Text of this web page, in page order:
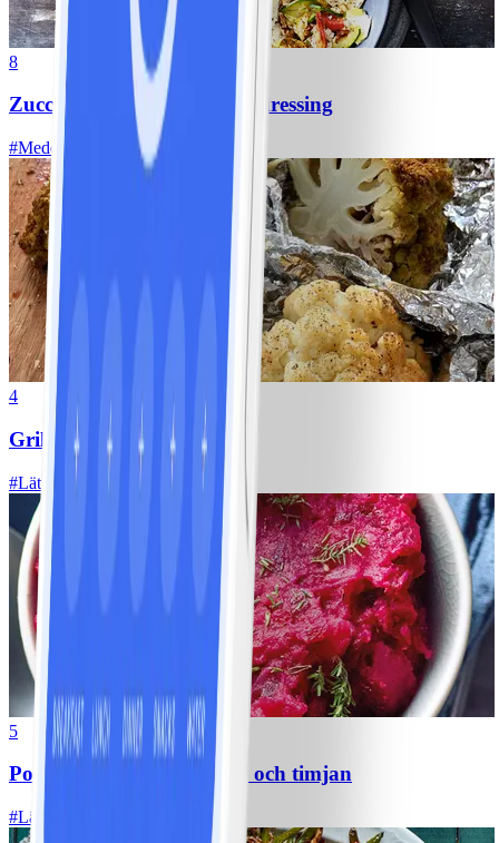
8
Zucchinisallad med valnötsdressing
#Medel 15 MIN
4
Grillad blomkål
#Lätt 5 MIN
5
Potatisstomp med rödbeta och timjan
#Lätt